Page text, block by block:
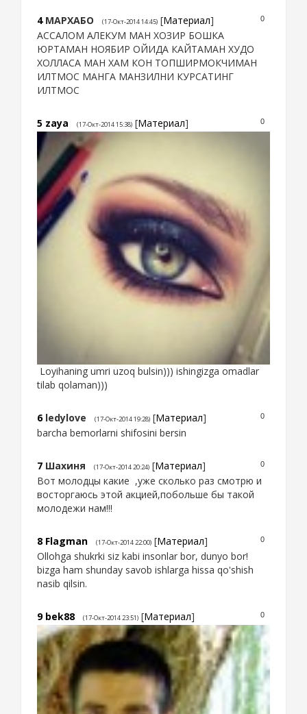
0
4 МАРХАБО (17-Окт-2014 14:45) [Материал]
АССАЛОМ АЛЕКУМ МАН ХОЗИР БОШКА
ЮРТАМАН НОЯБИР ОЙИДА КАЙТАМАН ХУДО
ХОЛЛАСА МАН ХАМ КОН ТОПШИРМОКЧИМАН
ИЛТМОС МАНГА МАНЗИЛНИ КУРСАТИНГ
ИЛТМОС
0
5 zaya (17-Окт-2014 15:38) [Материал]
Loyihaning umri uzoq bulsin))) ishingizga omadlar
tilab qolaman)))
0
6 ledylove (17-Окт-2014 19:28) [Материал]
barcha bemorlarni shifosini bersin
0
7 Шахиня (17-Окт-2014 20:24) [Материал]
Вот молодцы какие ,уже сколько раз смотрю и
восторгаюсь этой акцией,побольше бы такой
молодежи нам!!!
0
8 Flagman (17-Окт-2014 22:00) [Материал]
Ollohga shukrki siz kabi insonlar bor, dunyo bor!
bizga ham shunday savob ishlarga hissa qo'shish
nasib qilsin.
0
9 bek88 (17-Окт-2014 23:51) [Материал]